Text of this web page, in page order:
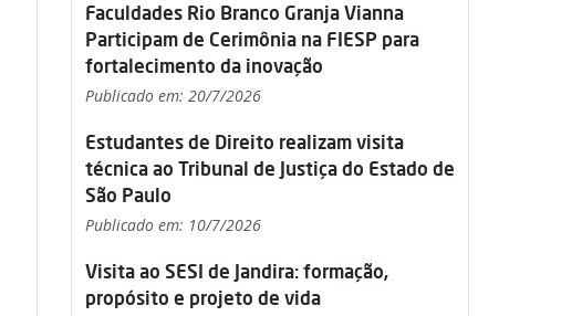
Faculdades Rio Branco Granja Vianna
Participam de Cerimônia na FIESP para
fortalecimento da inovação
Publicado em: 20/7/2026
Estudantes de Direito realizam visita
técnica ao Tribunal de Justiça do Estado de
São Paulo
Publicado em: 10/7/2026
Visita ao SESI de Jandira: formação,
propósito e projeto de vida